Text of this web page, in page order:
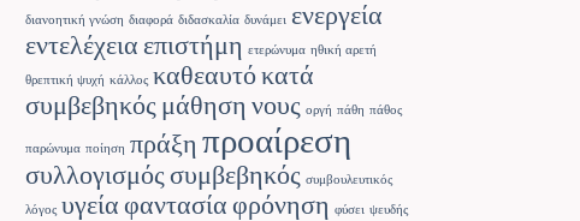
διανοητική γνώση διαφορά διδασκαλία δυνάμει ενεργεία
εντελέχεια επιστήμη ετερώνυμα ηθική αρετή
θρεπτική ψυχή κάλλος καθεαυτόκατά
συμβεβηκός μάθηση νους οργή πάθη πάθος
παρώνυμα ποίηση πράξη προαίρεση
συλλογισμός συμβεβηκός συμβουλευτικός
λόγος υγεία φαντασία φρόνηση φύσει ψευδής